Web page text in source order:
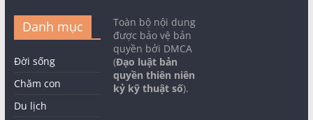
Danh mục
Đời sống
Chăm con
Du lịch
Toàn bộ nội dung
được bảo vệ bản
quyền bởi DMCA
(Đạo luật bản
quyền thiên niên
kỷ kỹ thuật số).